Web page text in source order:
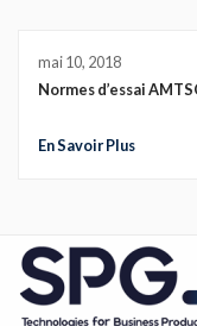
mai 10, 2018
Normes d’essai
En Savoir Plus